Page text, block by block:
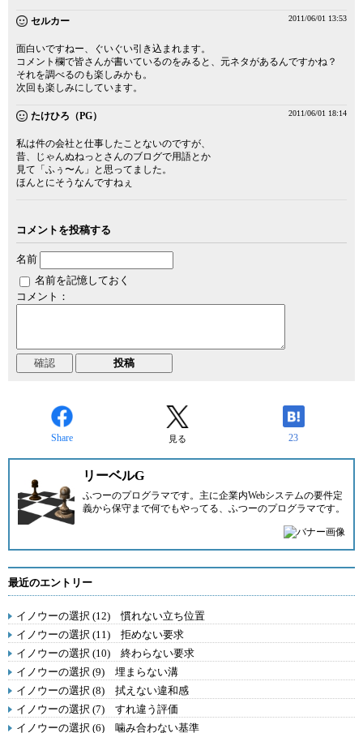
セルカー 2011/06/01 13:53
面白いですねー、ぐいぐい引き込まれます。
コメント欄で皆さんが書いているのをみると、元ネタがあるんですかね？
それを調べるのも楽しみかも。
次回も楽しみにしています。
たけひろ（PG） 2011/06/01 18:14
私は件の会社と仕事したことないのですが、
昔、じゃんぬねっとさんのブログで用語とか
見て「ふぅ〜ん」と思ってました。
ほんとにそうなんですねぇ
コメントを投稿する
名前
名前を記憶しておく
コメント：
Share 見る 23
リーベルG
ふつーのプログラマです。主に企業内Webシステムの要件定
義から保守まで何でもやってる、ふつーのプログラマです。
最近のエントリー
イノウーの選択 (12) 慣れない立ち位置
イノウーの選択 (11) 拒めない要求
イノウーの選択 (10) 終わらない要求
イノウーの選択 (9) 埋まらない溝
イノウーの選択 (8) 拭えない違和感
イノウーの選択 (7) すれ違う評価
イノウーの選択 (6) 噛み合わない基準